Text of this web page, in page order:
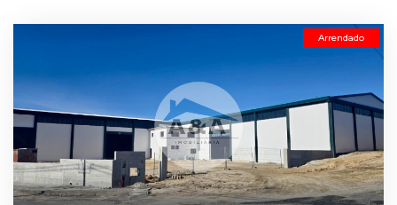
Arrendado